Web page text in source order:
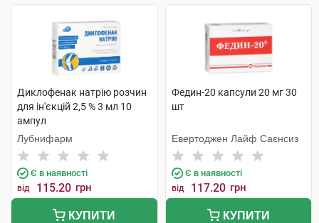
Диклофенак натрію розчин
для ін'єкцій 2,5 % 3 мл 10
ампул
Лубнифарм
Є в наявності
від 115.20 грн
КУПИТИ
Федин-20 капсули 20 мг 30
шт
Евертоджен Лайф Саєнсиз
Є в наявності
від 117.20 грн
КУПИТИ